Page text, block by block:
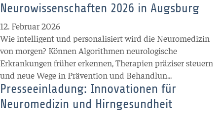
Neurowissenschaften 2026 in Augsburg
12. Februar 2026
Wie intelligent und personalisiert wird die Neuromedizin
von morgen? Können Algorithmen neurologische
Erkrankungen früher erkennen, Therapien präziser steuern
und neue Wege in Prävention und Behandlun...
Presseeinladung: Innovationen für
Neuromedizin und Hirngesundheit